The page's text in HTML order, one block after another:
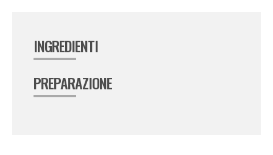
INGREDIENTI
PREPARAZIONE